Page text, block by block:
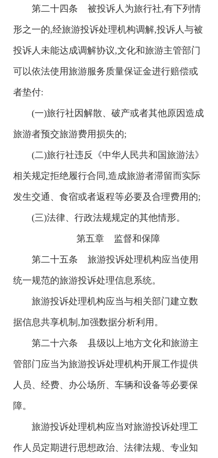
第二十四条 被投诉人为旅行社,有下列情
形之一的,经旅游投诉处理机构调解,投诉人与被
投诉人未能达成调解协议,文化和旅游主管部门
可以依法使用旅游服务质量保证金进行赔偿或
者垫付:
(一)旅行社因解散、破产或者其他原因造成
旅游者预交旅游费用损失的;
(二)旅行社违反《中华人民共和国旅游法》
相关规定拒绝履行合同,造成旅游者滞留而实际
发生交通、食宿或者返程等必要及合理费用的;
(三)法律、行政法规规定的其他情形。
第五章 监督和保障
第二十五条 旅游投诉处理机构应当使用
统一规范的旅游投诉处理信息系统。
旅游投诉处理机构应当与相关部门建立数
据信息共享机制,加强数据分析利用。
第二十六条 县级以上地方文化和旅游主
管部门应当为旅游投诉处理机构开展工作提供
人员、经费、办公场所、车辆和设备等必要保
障。
旅游投诉处理机构应当对旅游投诉处理工
作人员定期进行思想政治、法律法规、专业知